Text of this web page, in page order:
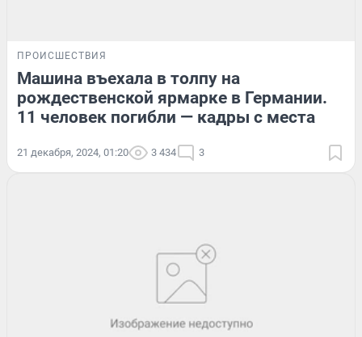
ПРОИСШЕСТВИЯ
Машина въехала в толпу на
рождественской ярмарке в Германии.
11 человек погибли — кадры с места
21 декабря, 2024, 01:20 3 434 3